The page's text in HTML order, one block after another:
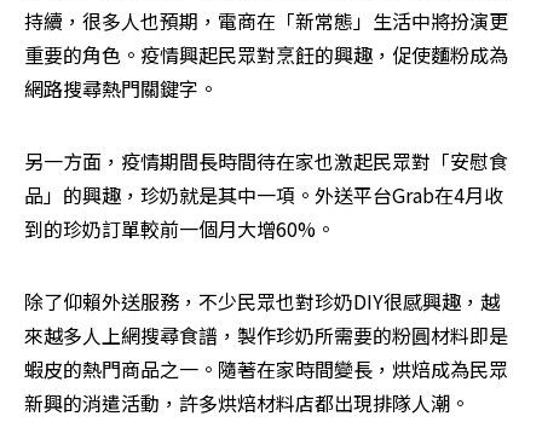
持續，很多人也預期，電商在「新常態」生活中將扮演更
重要的角色。疫情興起民眾對烹飪的興趣，促使麵粉成為
網路搜尋熱門關鍵字。
另一方面，疫情期間長時間待在家也激起民眾對「安慰食
品」的興趣，珍奶就是其中一項。外送平台Grab在4月收
到的珍奶訂單較前一個月大增60%。
除了仰賴外送服務，不少民眾也對珍奶DIY很感興趣，越
來越多人上網搜尋食譜，製作珍奶所需要的粉圓材料即是
蝦皮的熱門商品之一。隨著在家時間變長，烘焙成為民眾
新興的消遣活動，許多烘焙材料店都出現排隊人潮。